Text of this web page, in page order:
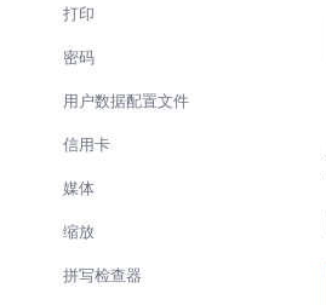
打印
密码
用户数据配置文件
信用卡
媒体
缩放
拼写检查器